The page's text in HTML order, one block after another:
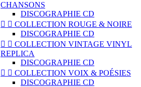
CHANSONS
DISCOGRAPHIE CD
  COLLECTION ROUGE & NOIRE
DISCOGRAPHIE CD
  COLLECTION VINTAGE VINYL
REPLICA
DISCOGRAPHIE CD
  COLLECTION VOIX & POÉSIES
DISCOGRAPHIE CD